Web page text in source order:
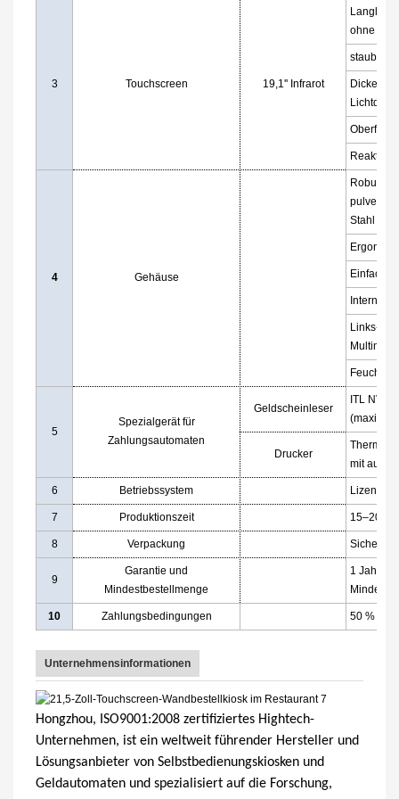
3 Touchscreen 19,1'' Infrarot
ohne
Dicke: 3
4 Gehäuse
Robuster
Stahl
Einfache
Interne
Links-
5
Spezialgerät für
Zahlungsautomaten
Geldscheinleser
ITL
Drucker
mit
6 Betriebssystem
7 Produktionszeit 15–20
8 Verpackung
9
Garantie und
Mindestbestellmenge
1 Jahr
10 Zahlungsbedingungen 50 %
Unternehmensinformationen
Hongzhou, ISO9001:2008 zertifiziertes Hightech-
Unternehmen, ist ein weltweit führender Hersteller und
Lösungsanbieter von Selbstbedienungskiosken und
Geldautomaten und spezialisiert auf die Forschung,